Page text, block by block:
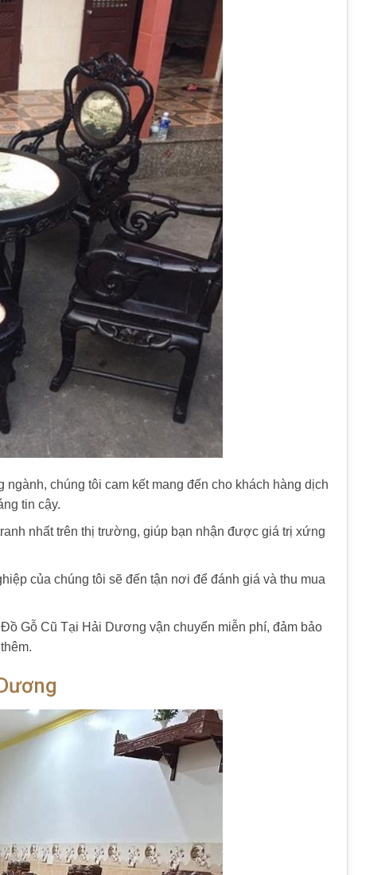
chúng tôi cam kết mang đến cho khách hàng dịch
tin cậy.
nhất trên thị trường, giúp bạn nhận được giá trị xứng
của chúng tôi sẽ đến tận nơi để đánh giá và thu mua
Gỗ Cũ Tại Hải Dương vận chuyển miễn phí, đảm bảo